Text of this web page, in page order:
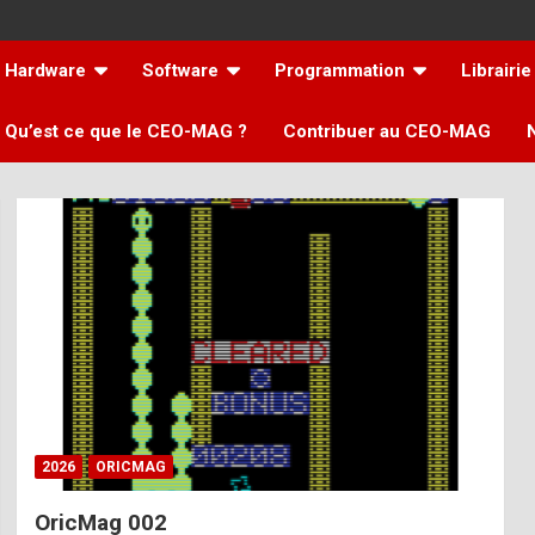
Hardware Software Programmation Librairie
Qu’est ce que le CEO-MAG ? Contribuer au CEO-MAG
2026 ORICMAG
OricMag 002